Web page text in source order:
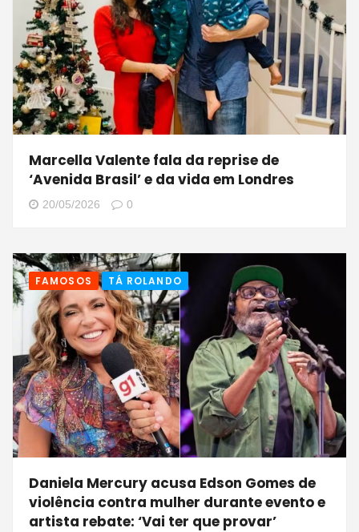
Marcella Valente fala da reprise de
‘Avenida Brasil’ e da vida em Londres
20/05/2026 0
FAMOSOS TÁ ROLANDO
Daniela Mercury acusa Edson Gomes de
violência contra mulher durante evento e
artista rebate: ‘Vai ter que provar’